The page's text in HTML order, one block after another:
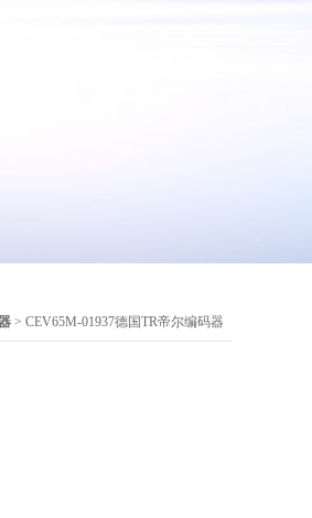
> CEV65M-01937德国TR帝尔编码器